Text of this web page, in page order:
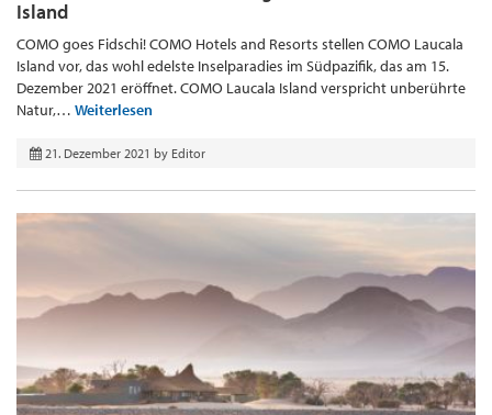
Island
COMO goes Fidschi! COMO Hotels and Resorts stellen COMO Laucala
Island vor, das wohl edelste Inselparadies im Südpazifik, das am 15.
Dezember 2021 eröffnet. COMO Laucala Island verspricht unberührte
Natur,… Weiterlesen
21. Dezember 2021 by Editor